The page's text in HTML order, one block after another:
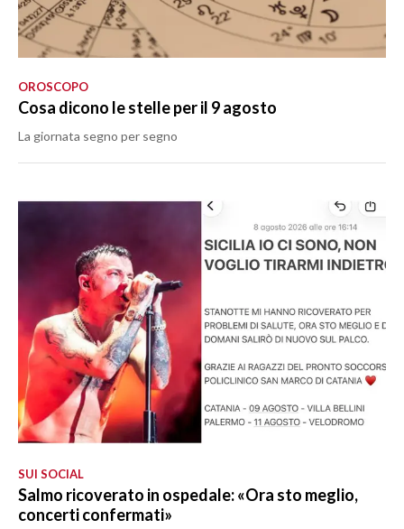
OROSCOPO
Cosa dicono le stelle per il 9 agosto
La giornata segno per segno
SUI SOCIAL
Salmo ricoverato in ospedale: «Ora sto meglio,
concerti confermati»